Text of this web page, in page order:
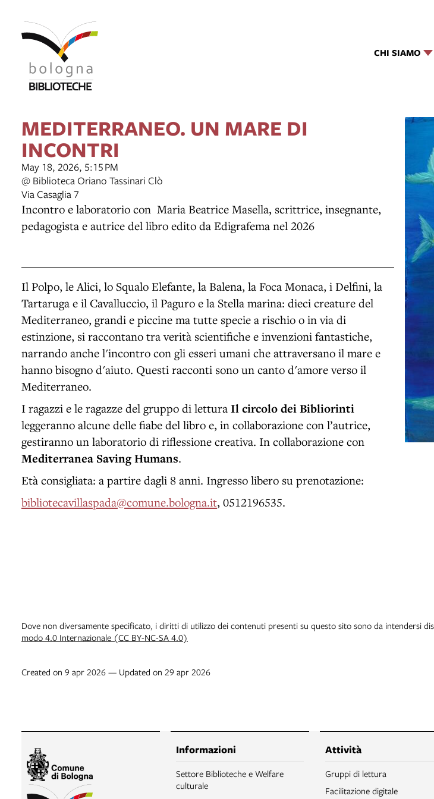
CHI SIAMO
MEDITERRANEO. UN MARE DI
INCONTRI
May 18, 2026, 5:15 PM
@ Biblioteca Oriano Tassinari Clò
Via Casaglia 7
Incontro e laboratorio con Maria Beatrice Masella, scrittrice, insegnante,
pedagogista e autrice del libro edito da Edigrafema nel 2026
Il Polpo, le Alici, lo Squalo Elefante, la Balena, la Foca Monaca, i Delfini, la
Tartaruga e il Cavalluccio, il Paguro e la Stella marina: dieci creature del
Mediterraneo, grandi e piccine ma tutte specie a rischio o in via di
estinzione, si raccontano tra verità scientifiche e invenzioni fantastiche,
narrando anche l'incontro con gli esseri umani che attraversano il mare e
hanno bisogno d'aiuto. Questi racconti sono un canto d'amore verso il
Mediterraneo.
I ragazzi e le ragazze del gruppo di lettura Il circolo dei Bibliorinti
leggeranno alcune delle fiabe del libro e, in collaborazione con l’autrice,
gestiranno un laboratorio di riflessione creativa. In collaborazione con
Mediterranea Saving Humans.
Età consigliata: a partire dagli 8 anni. Ingresso libero su prenotazione:
bibliotecavillaspada@comune.bologna.it, 0512196535.
Dove non diversamente specificato, i diritti di utilizzo dei contenuti presenti su questo sito sono da intendersi
modo 4.0 Internazionale (CC BY-NC-SA 4.0)
Created on 9 apr 2026 — Updated on 29 apr 2026
Informazioni
Settore Biblioteche e Welfare
culturale
Attività
Gruppi di lettura
Facilitazione digitale